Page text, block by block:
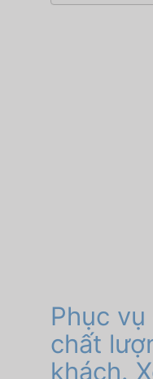
Phục
chất
khách.